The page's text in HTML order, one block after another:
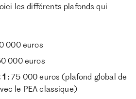
les différents plafonds qui
000 euros
000 euros
1 :75 000 euros (plafond global de
le PEA classique)